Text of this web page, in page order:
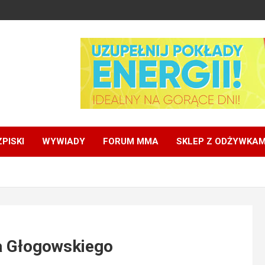
WYWIADY FORUM MMA SKLEP Z